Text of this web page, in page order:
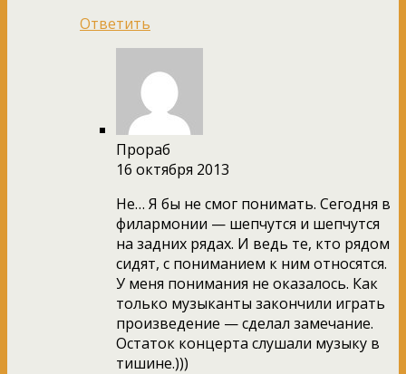
Ответить
Прораб
16 октября 2013
Не… Я бы не смог понимать. Сегодня в
филармонии — шепчутся и шепчутся
на задних рядах. И ведь те, кто рядом
сидят, с пониманием к ним относятся.
У меня понимания не оказалось. Как
только музыканты закончили играть
произведение — сделал замечание.
Остаток концерта слушали музыку в
тишине.)))